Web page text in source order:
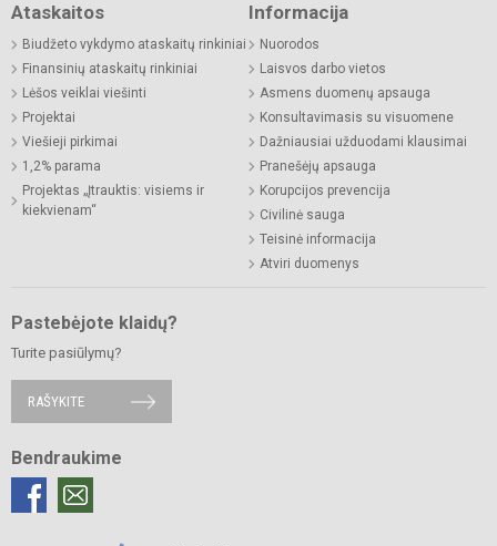
Ataskaitos
Biudžeto vykdymo ataskaitų rinkiniai
Finansinių ataskaitų rinkiniai
Lėšos veiklai viešinti
Projektai
Viešieji pirkimai
1,2% parama
Projektas „Įtrauktis: visiems ir
kiekvienam“
Informacija
Nuorodos
Laisvos darbo vietos
Asmens duomenų apsauga
Konsultavimasis su visuomene
Dažniausiai užduodami klausimai
Pranešėjų apsauga
Korupcijos prevencija
Civilinė sauga
Teisinė informacija
Atviri duomenys
Pastebėjote klaidų?
Turite pasiūlymų?
RAŠYKITE
Bendraukime